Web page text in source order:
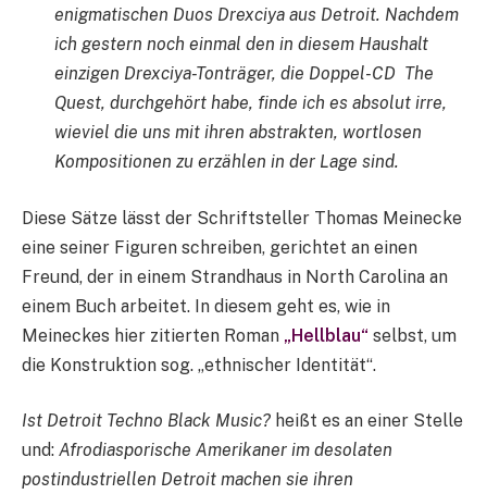
enigmatischen Duos Drexciya aus Detroit. Nachdem
ich gestern noch einmal den in diesem Haushalt
einzigen Drexciya-Tonträger, die Doppel-CD The
Quest, durchgehört habe, finde ich es absolut irre,
wieviel die uns mit ihren abstrakten, wortlosen
Kompositionen zu erzählen in der Lage sind.
Diese Sätze lässt der Schriftsteller Thomas Meinecke
eine seiner Figuren schreiben, gerichtet an einen
Freund, der in einem Strandhaus in North Carolina an
einem Buch arbeitet. In diesem geht es, wie in
Meineckes hier zitierten Roman „Hellblau“ selbst, um
die Konstruktion sog. „ethnischer Identität“.
Ist Detroit Techno Black Music? heißt es an einer Stelle
und: Afrodiasporische Amerikaner im desolaten
postindustriellen Detroit machen sie ihren